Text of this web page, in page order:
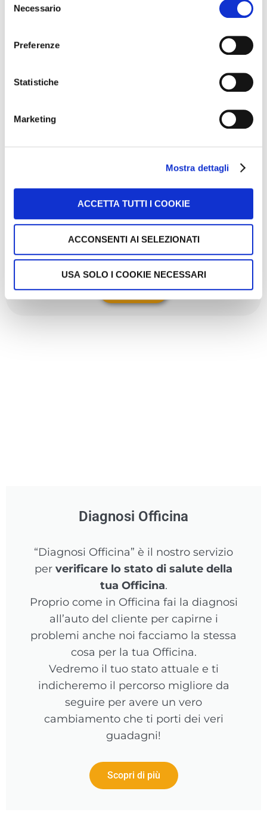
delNecessario
Preferenze
Statistiche
Marketing
Mostra dettagli
ACCETTA TUTTI I COOKIE
ACCONSENTI AI SELEZIONATI
USA SOLO I COOKIE NECESSARI
Efficienza
Inizia a migliorare da subito la tua Efficienza. Scopri come
puoi fare!
Clicca qui
Diagnosi Officina
“Diagnosi Officina” è il nostro servizio
per verificare lo stato di salute della
tua Officina.
Proprio come in Officina fai la diagnosi
all’auto del cliente per capirne i
problemi anche noi facciamo la stessa
cosa per la tua Officina.
Vedremo il tuo stato attuale e ti
indicheremo il percorso migliore da
seguire per avere un vero
cambiamento che ti porti dei veri
guadagni!
Scopri di più